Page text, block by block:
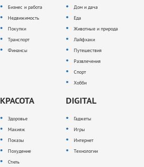
Бизнес и работа
Недвижимость
Покупки
Транспорт
Финансы
Дом и дача
Еда
Животные и природа
Лайфхаки
Путешествия
Развлечения
Спорт
Хобби
КРАСОТА
Здоровье
Макияж
Показы
Похудение
Стиль
DIGITAL
Гаджеты
Игры
Интернет
Технологии